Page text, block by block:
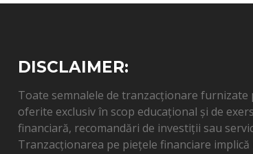
DISCLAIMER:
Toate semnalele de tranzacționare furnizate
oferite exclusiv în scop educațional și de
financiară, recomandări de investiții sau
Tranzacționarea pe piețele financiare